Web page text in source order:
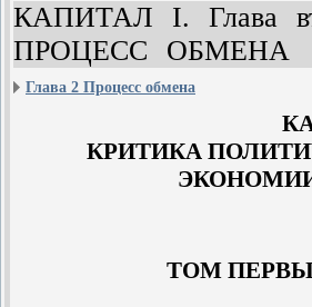
КАПИТАЛ I. Глава
ПРОЦЕСС ОБМЕНА
Глава 2 Процесс обмена
КРИТИКА
ТОМ